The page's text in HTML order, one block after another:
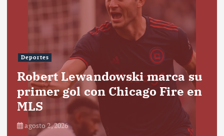
Deportes
Robert Lewandowski marca su
primer gol con Chicago Fire en
MLS
agosto 2, 2026